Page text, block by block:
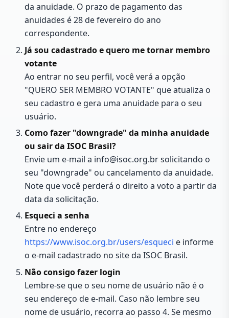
da anuidade. O prazo de pagamento das
anuidades é 28 de fevereiro do ano
correspondente.
Já sou cadastrado e quero me tornar membro
votante
Ao entrar no seu perfil, você verá a opção
"QUERO SER MEMBRO VOTANTE" que atualiza o
seu cadastro e gera uma anuidade para o seu
usuário.
Como fazer "downgrade" da minha anuidade
ou sair da ISOC Brasil?
Envie um e-mail a info@isoc.org.br solicitando o
seu "downgrade" ou cancelamento da anuidade.
Note que você perderá o direito a voto a partir da
data da solicitação.
Esqueci a senha
Entre no endereço
https://www.isoc.org.br/users/esqueci e informe
o e-mail cadastrado no site da ISOC Brasil.
Não consigo fazer login
Lembre-se que o seu nome de usuário não é o
seu endereço de e-mail. Caso não lembre seu
nome de usuário, recorra ao passo 4. Se mesmo